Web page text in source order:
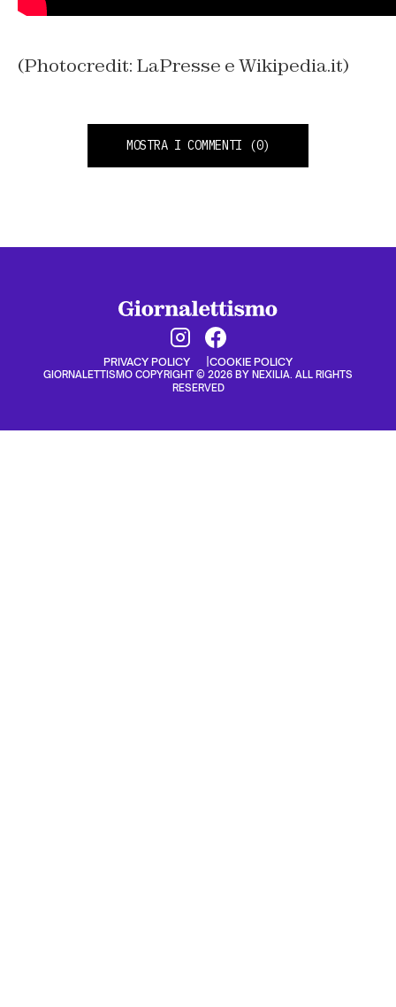
(Photocredit: LaPresse e Wikipedia.it)
MOSTRA I COMMENTI (0)
PRIVACY POLICY COOKIE POLICY
GIORNALETTISMO COPYRIGHT © 2026 BY NEXILIA. ALL RIGHTS
RESERVED